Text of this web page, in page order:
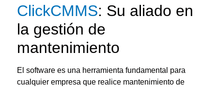
ClickCMMS: Su aliado en
la gestión de
mantenimiento
El software es una herramienta fundamental para
cualquier empresa que realice mantenimiento de